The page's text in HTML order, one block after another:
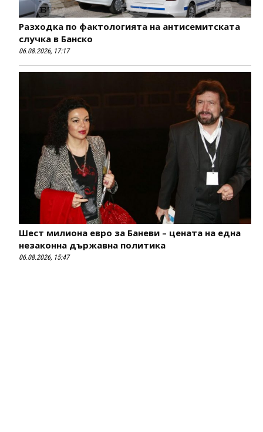
Разходка по фактологията на антисемитската
случка в Банско
06.08.2026, 17:17
Шест милиона евро за Баневи – цената на една
незаконна държавна политика
06.08.2026, 15:47